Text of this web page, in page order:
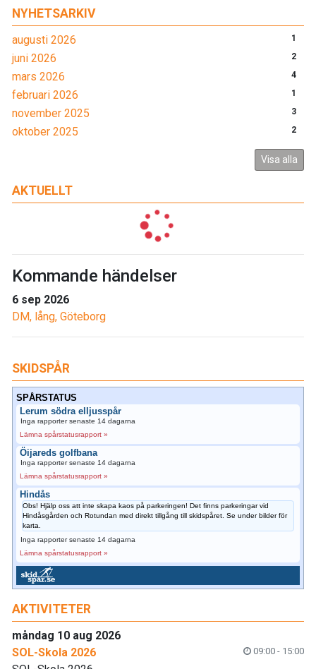
NYHETSARKIV
augusti 2026 1
juni 2026 2
mars 2026 4
februari 2026 1
november 2025 3
oktober 2025 2
Visa alla
AKTUELLT
Kommande händelser
6 sep 2026
DM, lång, Göteborg
SKIDSPÅR
SPÅRSTATUS
Lerum södra elljusspår
Inga rapporter senaste 14 dagarna
Lämna spårstatusrapport »
Öijareds golfbana
Inga rapporter senaste 14 dagarna
Lämna spårstatusrapport »
Hindås
Obs! Hjälp oss att inte skapa kaos på parkeringen! Det finns parkeringar vid
Hindåsgården och Rotundan med direkt tillgång till skidspåret. Se under bilder för
karta.
Inga rapporter senaste 14 dagarna
Lämna spårstatusrapport »
AKTIVITETER
måndag 10 aug 2026
SOL-Skola 2026
09:00 - 15:00